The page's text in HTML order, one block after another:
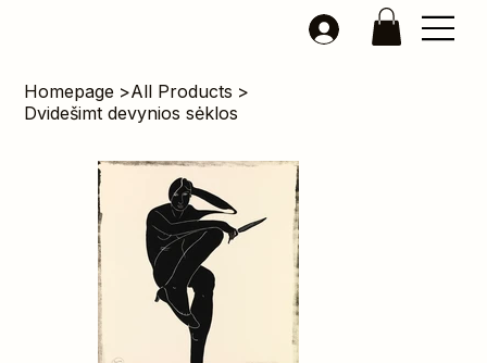
Homepage >All Products >
Dvidešimt devynios sėklos